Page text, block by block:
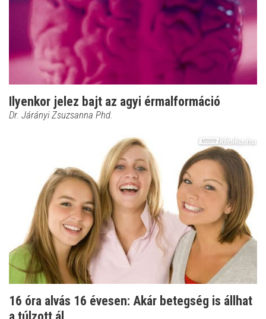
Ilyenkor jelez bajt az agyi érmalformáció
Dr. Járányi Zsuzsanna Phd.
16 óra alvás 16 évesen: Akár betegség is állhat